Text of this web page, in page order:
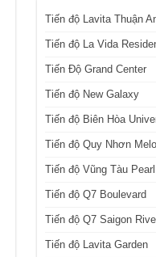
Tiến độ Lavita Thuận
Tiến độ La Vida
Tiến Độ Grand Center
Tiến độ New Galaxy
Tiến độ Biên Hòa
Tiến độ Quy Nhơn
Tiến độ Vũng Tàu Pearl
Tiến độ Q7 Boulevard
Tiến độ Q7 Saigon
Tiến độ Lavita Garden